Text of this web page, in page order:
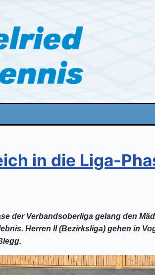
in die Liga-
der Verbandsoberliga gelang den
Herren II (Bezirksliga) gehen in